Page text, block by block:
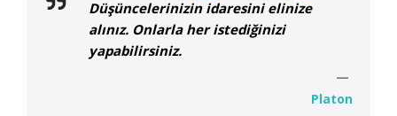
Düşüncelerinizin idaresini elinize
alınız. Onlarla her istediğinizi
yapabilirsiniz.
Platon